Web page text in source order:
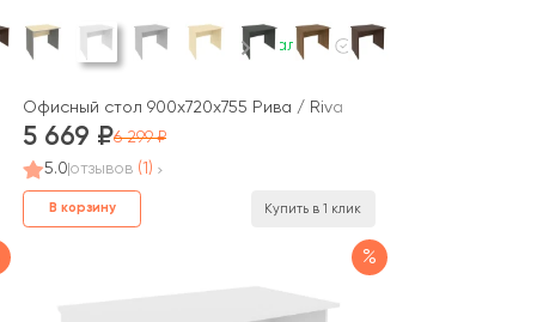
В наличии
Офисный стол 900x720x755 Рива / Riva
5 669
6 299
5.0 отзывов (1)
В корзину Купить в 1 клик
%